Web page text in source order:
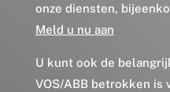
onze diensten,
Meld u nu aan
U kunt ook de
VOS/ABB betrokken is